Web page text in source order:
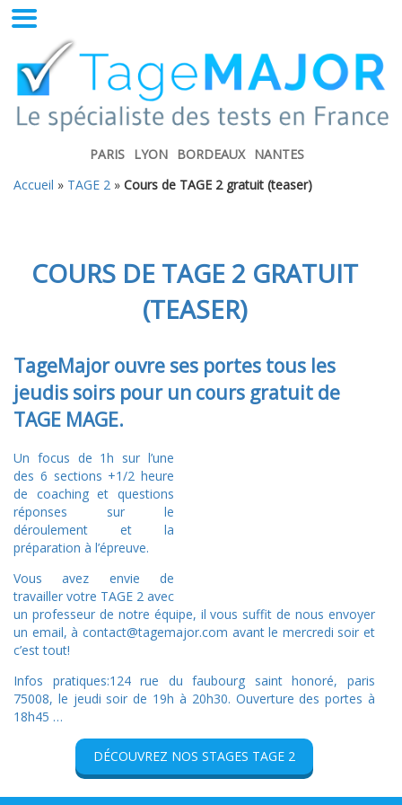
PARIS LYON BORDEAUX
NANTES
Accueil » TAGE 2 » Cours de TAGE 2 gratuit (teaser)
COURS DE TAGE 2 GRATUIT
(TEASER)
TageMajor ouvre ses portes tous les
jeudis soirs pour un cours gratuit de
TAGE MAGE.
Un focus de 1h sur l’une
des 6 sections +1/2 heure
de coaching et questions
réponses sur le
déroulement et la
préparation à l’épreuve.
Vous avez envie de
travailler votre TAGE 2 avec
un professeur de notre équipe, il vous suffit de nous envoyer
un email, à contact@tagemajor.com avant le mercredi soir et
c’est tout!
Infos pratiques:124 rue du faubourg saint honoré, paris
75008, le jeudi soir de 19h à 20h30. Ouverture des portes à
18h45 …
DÉCOUVREZ NOS STAGES TAGE 2